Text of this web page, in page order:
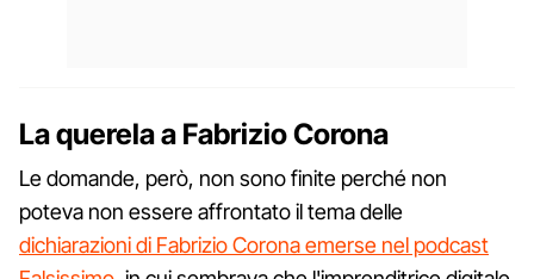
La querela a Fabrizio Corona
Le domande, però, non sono finite perché non
poteva non essere affrontato il tema delle
dichiarazioni di Fabrizio Corona emerse nel podcast